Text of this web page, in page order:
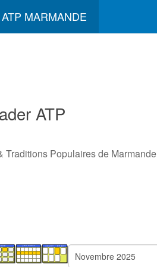
ATP MARMANDE
ATP
Traditions Populaires de Marmande